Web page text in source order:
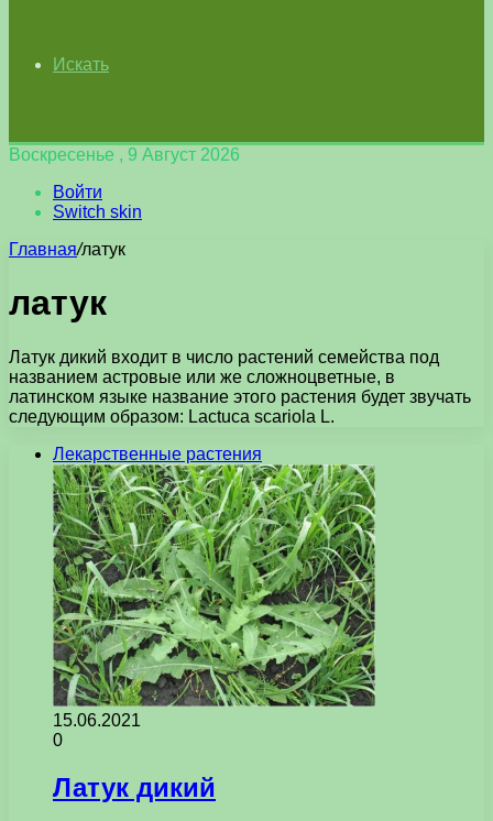
Искать
Воскресенье , 9 Август 2026
Войти
Switch skin
Главная/латук
латук
Латук дикий входит в число растений семейства под
названием астровые или же сложноцветные, в
латинском языке название этого растения будет звучать
следующим образом: Lactuca scariola L.
Лекарственные растения
15.06.2021
0
Латук дикий